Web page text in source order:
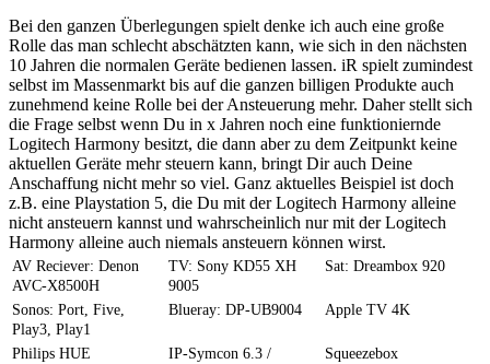
Bei den ganzen Überlegungen spielt denke ich auch eine große
Rolle das man schlecht abschätzten kann, wie sich in den nächsten
10 Jahren die normalen Geräte bedienen lassen. iR spielt zumindest
selbst im Massenmarkt bis auf die ganzen billigen Produkte auch
zunehmend keine Rolle bei der Ansteuerung mehr. Daher stellt sich
die Frage selbst wenn Du in x Jahren noch eine funktioniernde
Logitech Harmony besitzt, die dann aber zu dem Zeitpunkt keine
aktuellen Geräte mehr steuern kann, bringt Dir auch Deine
Anschaffung nicht mehr so viel. Ganz aktuelles Beispiel ist doch
z.B. eine Playstation 5, die Du mit der Logitech Harmony alleine
nicht ansteuern kannst und wahrscheinlich nur mit der Logitech
Harmony alleine auch niemals ansteuern können wirst.
AV Reciever: Denon
AVC-X8500H
TV: Sony KD55 XH
9005
Sat: Dreambox 920
Sonos: Port, Five,
Play3, Play1
Blueray: DP-UB9004 Apple TV 4K
Philips HUE
IP-Symcon 6.3 /
Squeezebox